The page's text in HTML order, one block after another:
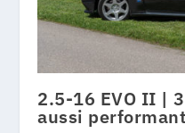
2.5-16 EVO II |
aussi